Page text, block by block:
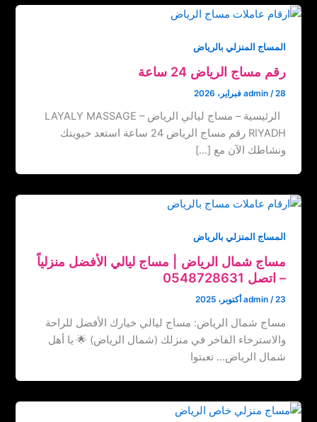
المساج المنزلي بالرياض
رقم مساج الرياض 24 ساعة
admin /28 فبراير، 2026
الرئيسية – مساج ليالي الرياض LAYALY MASSAGE –
RIYADH رقم مساج الرياض 24 ساعة استعد حيويتك
ونشاطك الآن مع […]
المساج المنزلي بالرياض
مساج شمال الرياض | مساج ليالي الأفضل منزلياً
– اتصل ‏‪0548728631
admin /23 أكتوبر، 2025
مساج شمال الرياض: مساج ليالي خيارك الأفضل للراحة
والاسترخاء الفاخر في منزلك (شمال الرياض) 🌟 يا أهل
شمال الرياض… تعبتوا